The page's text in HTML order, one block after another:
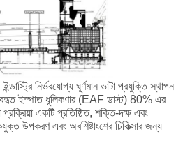
নির্ভরযোগ্য ঘূর্ণমান ভাটা প্রযুক্তি স্থাপন
ইস্পাত ধূলিকণার (EAF ডাস্ট) 80% এর
প্রক্রিয়া একটি প্রতিষ্ঠিত, শক্তি-দক্ষ এবং
উপকরণ এবং অবশিষ্টাংশের চিকিত্সার জন্য